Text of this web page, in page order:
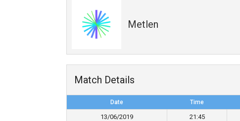
Metlen
Match Details
Date Time
13/06/2019 21:45